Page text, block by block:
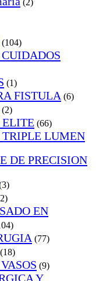
(2)
(104)
(1)
FISTULA (6)
(2)
(66)
LUMEN
DE PRECISION
EN
(77)
(18)
(9)
Y